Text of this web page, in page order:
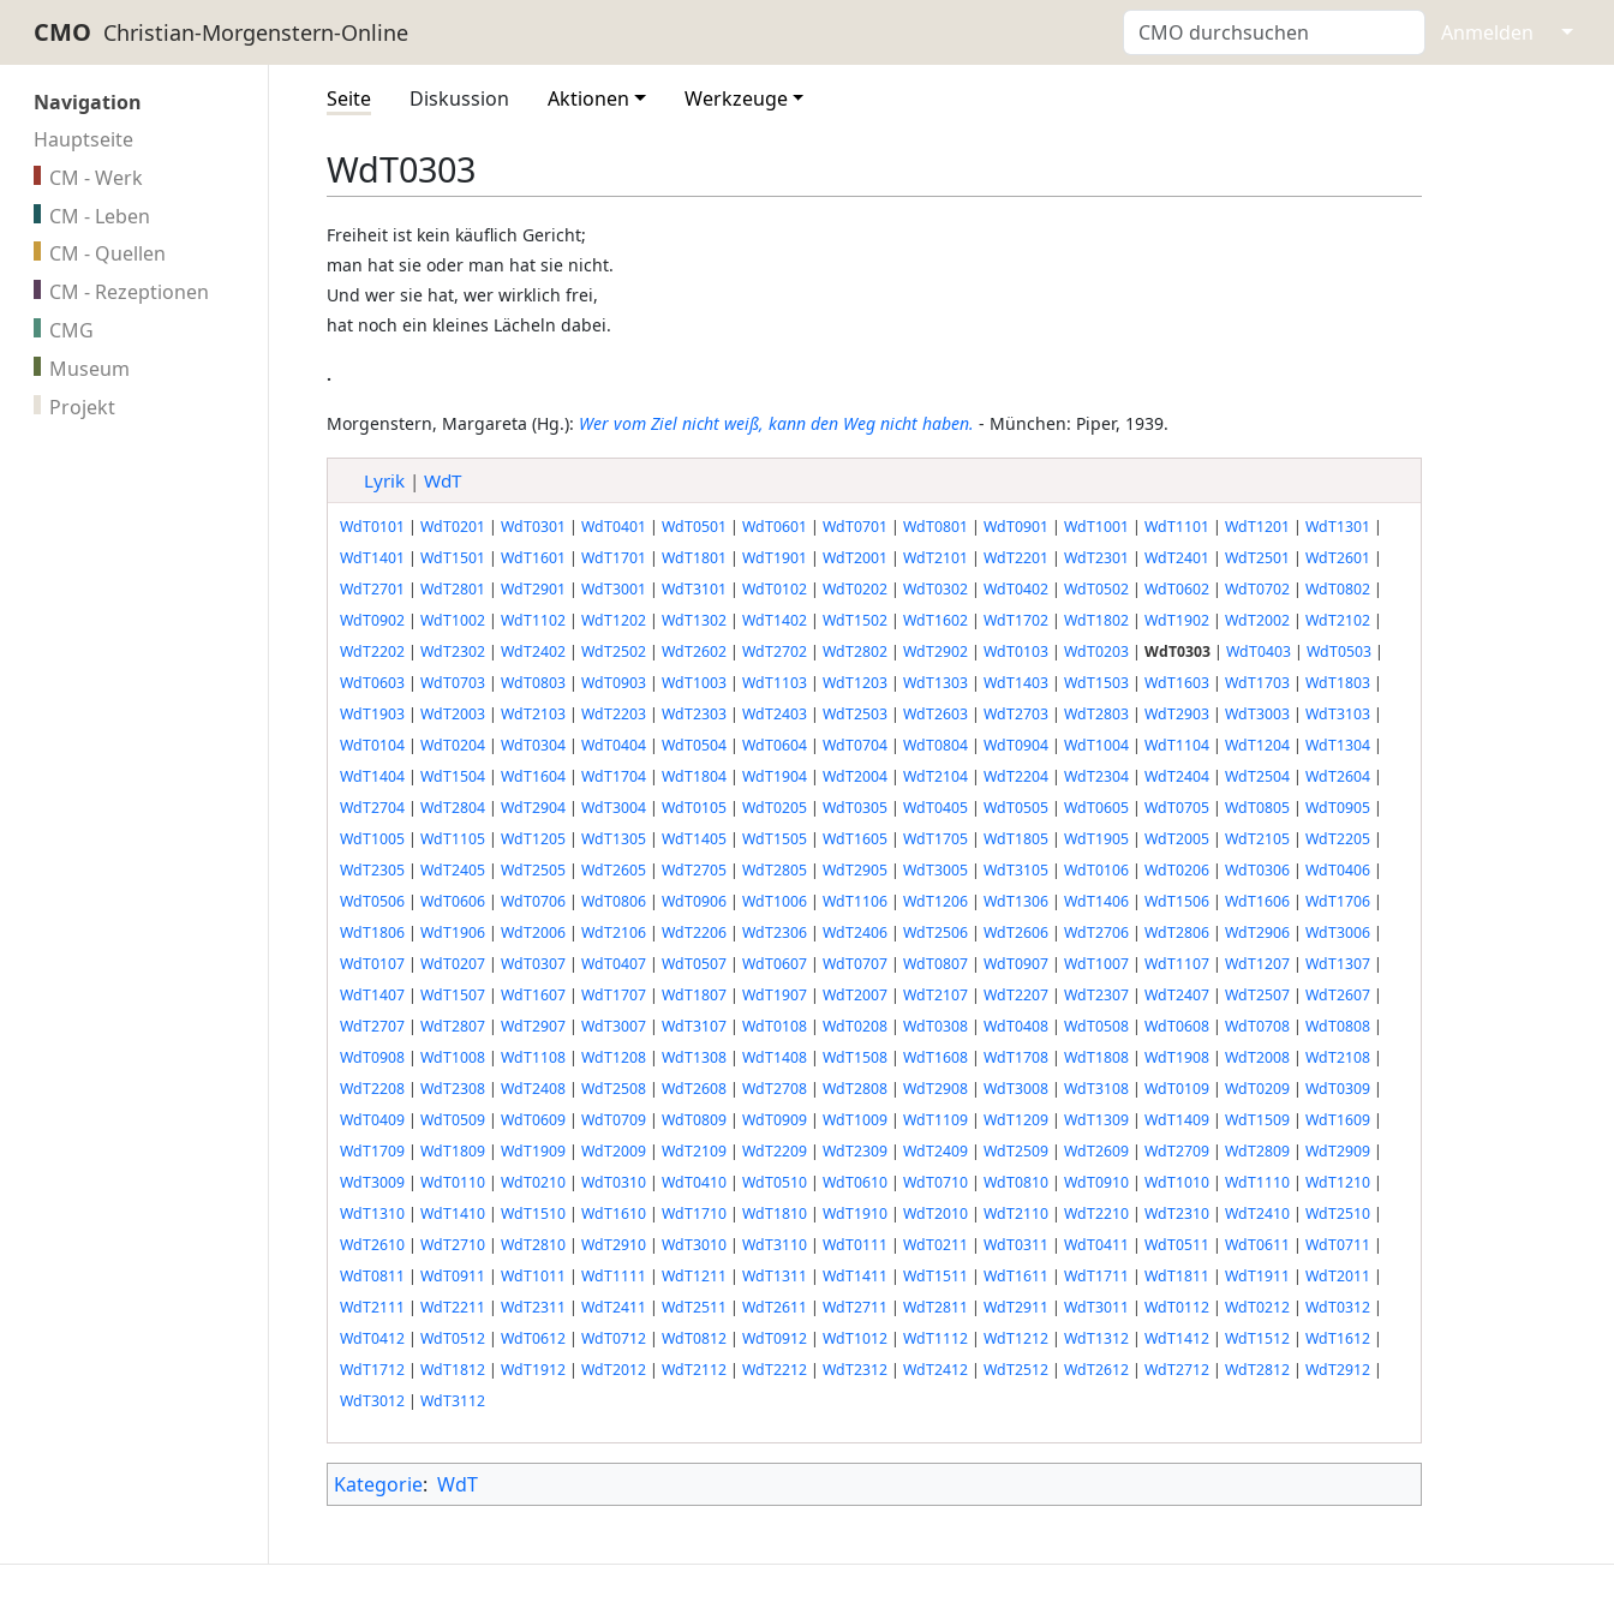
CMO Anmelden ↓
Navigation
Hauptseite
CM - Werk
CM - Leben
CM - Quellen
CM - Rezeptionen
CMG
Museum
Projekt
Seite Diskussion Aktionen Werkzeuge
WdT0303
Freiheit ist kein käuflich Gericht;
man hat sie oder man hat sie nicht.
Und wer sie hat, wer wirklich frei,
hat noch ein kleines Lächeln dabei.
.
Morgenstern, Margareta (Hg.): Wer vom Ziel nicht weiß, kann den Weg nicht haben. - München: Piper, 1939.
Lyrik |WdT
WdT0101 | WdT0201 | WdT0301 | WdT0401 | WdT0501 | WdT0601 | WdT0701 | WdT0801 | WdT0901 | WdT1001 | WdT1101 | WdT1201 | WdT1301 |
WdT1401 | WdT1501 | WdT1601 | WdT1701 | WdT1801 | WdT1901 | WdT2001 | WdT2101 | WdT2201 | WdT2301 | WdT2401 | WdT2501 | WdT2601 |
WdT2701 | WdT2801 | WdT2901 | WdT3001 | WdT3101 | WdT0102| WdT0202| WdT0302| WdT0402| WdT0502| WdT0602| WdT0702| WdT0802|
WdT0902| WdT1002| WdT1102| WdT1202| WdT1302| WdT1402| WdT1502| WdT1602| WdT1702| WdT1802| WdT1902| WdT2002| WdT2102|
WdT2202| WdT2302| WdT2402| WdT2502| WdT2602| WdT2702| WdT2802| WdT2902| WdT0103| WdT0203| WdT0303| WdT0403| WdT0503|
WdT0603| WdT0703| WdT0803| WdT0903| WdT1003| WdT1103| WdT1203| WdT1303| WdT1403| WdT1503| WdT1603| WdT1703| WdT1803|
WdT1903| WdT2003| WdT2103| WdT2203| WdT2303| WdT2403| WdT2503| WdT2603| WdT2703| WdT2803| WdT2903| WdT3003| WdT3103|
WdT0104| WdT0204| WdT0304| WdT0404| WdT0504| WdT0604| WdT0704| WdT0804| WdT0904| WdT1004| WdT1104| WdT1204| WdT1304|
WdT1404| WdT1504| WdT1604| WdT1704| WdT1804| WdT1904| WdT2004| WdT2104| WdT2204| WdT2304| WdT2404| WdT2504| WdT2604|
WdT2704| WdT2804| WdT2904| WdT3004| WdT0105| WdT0205| WdT0305| WdT0405| WdT0505| WdT0605| WdT0705| WdT0805| WdT0905|
WdT1005| WdT1105| WdT1205| WdT1305| WdT1405| WdT1505| WdT1605| WdT1705| WdT1805| WdT1905| WdT2005| WdT2105| WdT2205|
WdT2305| WdT2405| WdT2505| WdT2605| WdT2705| WdT2805| WdT2905| WdT3005| WdT3105| WdT0106| WdT0206| WdT0306| WdT0406|
WdT0506| WdT0606| WdT0706| WdT0806| WdT0906| WdT1006| WdT1106| WdT1206| WdT1306| WdT1406| WdT1506| WdT1606| WdT1706|
WdT1806| WdT1906| WdT2006| WdT2106| WdT2206| WdT2306| WdT2406| WdT2506| WdT2606| WdT2706| WdT2806| WdT2906| WdT3006|
WdT0107| WdT0207| WdT0307| WdT0407| WdT0507| WdT0607| WdT0707| WdT0807| WdT0907| WdT1007| WdT1107| WdT1207| WdT1307|
WdT1407| WdT1507| WdT1607| WdT1707| WdT1807| WdT1907| WdT2007| WdT2107| WdT2207| WdT2307| WdT2407| WdT2507| WdT2607|
WdT2707| WdT2807| WdT2907| WdT3007| WdT3107| WdT0108| WdT0208| WdT0308| WdT0408| WdT0508| WdT0608| WdT0708| WdT0808|
WdT0908| WdT1008| WdT1108| WdT1208| WdT1308| WdT1408| WdT1508| WdT1608| WdT1708| WdT1808| WdT1908| WdT2008| WdT2108|
WdT2208| WdT2308| WdT2408| WdT2508| WdT2608| WdT2708| WdT2808| WdT2908| WdT3008| WdT3108| WdT0109| WdT0209| WdT0309|
WdT0409| WdT0509| WdT0609| WdT0709| WdT0809| WdT0909| WdT1009| WdT1109| WdT1209| WdT1309| WdT1409| WdT1509| WdT1609|
WdT1709| WdT1809| WdT1909| WdT2009| WdT2109| WdT2209| WdT2309| WdT2409| WdT2509| WdT2609| WdT2709| WdT2809| WdT2909|
WdT3009| WdT0110| WdT0210| WdT0310| WdT0410| WdT0510| WdT0610| WdT0710| WdT0810| WdT0910| WdT1010| WdT1110| WdT1210|
WdT1310| WdT1410| WdT1510| WdT1610| WdT1710| WdT1810| WdT1910| WdT2010| WdT2110| WdT2210| WdT2310| WdT2410| WdT2510|
WdT2610| WdT2710| WdT2810| WdT2910| WdT3010| WdT3110| WdT0111 | WdT0211 | WdT0311 | WdT0411 | WdT0511 | WdT0611 | WdT0711 |
WdT0811 | WdT0911 | WdT1011 | WdT1111 | WdT1211 | WdT1311 | WdT1411 | WdT1511 | WdT1611 | WdT1711 | WdT1811 | WdT1911 | WdT2011 |
WdT2111 | WdT2211 | WdT2311 | WdT2411 | WdT2511 | WdT2611 | WdT2711 | WdT2811 | WdT2911 | WdT3011 | WdT0112| WdT0212| WdT0312|
WdT0412| WdT0512| WdT0612| WdT0712| WdT0812| WdT0912| WdT1012| WdT1112| WdT1212| WdT1312| WdT1412| WdT1512| WdT1612|
WdT1712| WdT1812| WdT1912| WdT2012| WdT2112| WdT2212| WdT2312| WdT2412| WdT2512| WdT2612| WdT2712| WdT2812| WdT2912|
WdT3012| WdT3112
Kategorie: WdT